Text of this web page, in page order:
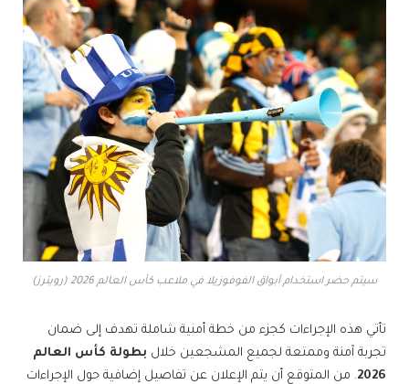
سيتم حضر استخدام أبواق الفوفوزيلا في ملاعب كأس العالم 2026 (رويترز)
تأتي هذه الإجراءات كجزء من خطة أمنية شاملة تهدف إلى ضمان
تجربة آمنة وممتعة لجميع المشجعين خلال بطولة كأس العالم
2026. من المتوقع أن يتم الإعلان عن تفاصيل إضافية حول الإجراءات